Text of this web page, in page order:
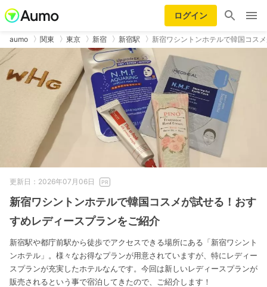
ログイン
aumo 関東 東京 新宿 新宿駅 新宿ワシントンホテルで韓国コス
更新日：2026年07月06日
新宿ワシントンホテルで韓国コスメが試せる！おす
すめレディースプランをご紹介
新宿駅や都庁前駅から徒歩でアクセスできる場所にある「新宿ワシント
ンホテル」。様々なお得なプランが用意されていますが、特にレディー
スプランが充実したホテルなんです。今回は新しいレディースプランが
販売されるという事で宿泊してきたので、ご紹介します！